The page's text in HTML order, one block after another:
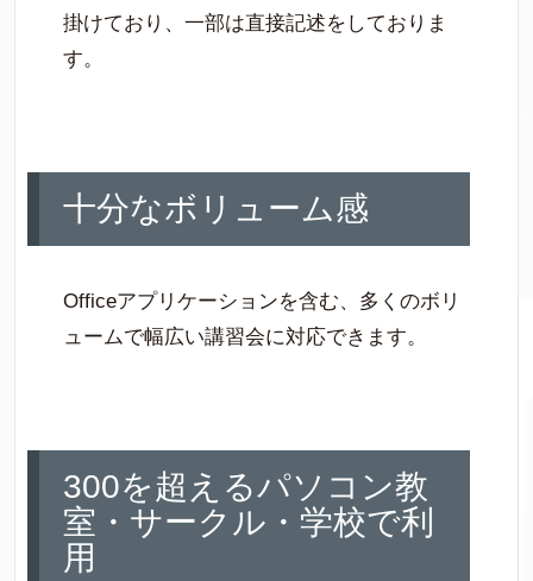
掛けており、一部は直接記述をしておりま
す。
十分なボリューム感
Officeアプリケーションを含む、多くのボリ
ュームで幅広い講習会に対応できます。
300を超えるパソコン教
室・サークル・学校で利
用